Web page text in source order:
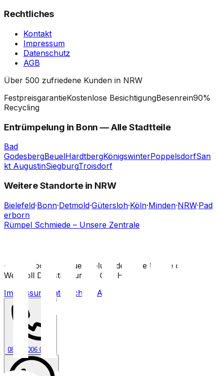
Rechtliches
Kontakt
Impressum
Datenschutz
AGB
Über 500 zufriedene Kunden in NRW
FestpreisgarantieKostenlose BesichtigungBesenrein90%
Recycling
Entrümpelung in Bonn — Alle Stadtteile
Bad
GodesbergBeuelHardtbergKönigswinterPoppelsdorfSan
kt AugustinSiegburgTroisdorf
Weitere Standorte in NRW
Bielefeld·Bonn·Detmold·Gütersloh·Köln·Minden·NRW·Pad
erborn
Rümpel Schmiede – Unsere Zentrale
© bonn-entruempelung.de
Eine Marke der
Wertvoll Dienstleistungen GmbH
Impressum
Datenschutz AGB
0800 / 006 0970